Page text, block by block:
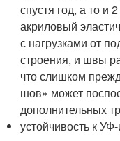
спустя год, а то и
акриловый
с нагрузками от
строения, и швы
что слишком
шов» может
дополнительных
устойчивость к